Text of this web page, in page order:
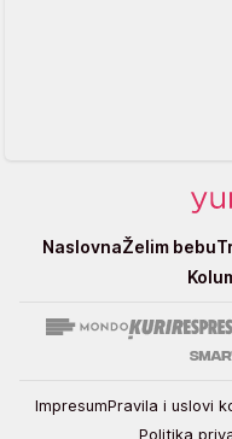
Yumama
NaslovnaŽelim bebu
ImpresumPravila i uslovi
Politika